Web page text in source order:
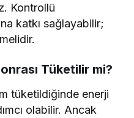
Kontrollü
katkı sağlayabilir;
Tüketilir mi?
tüketildiğinde enerji
olabilir. Ancak